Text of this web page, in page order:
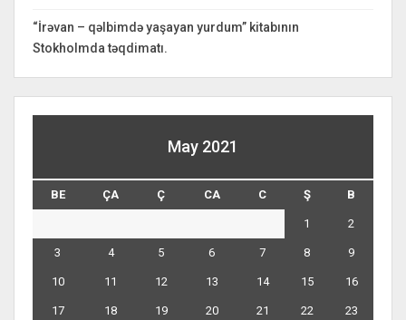
“İrəvan – qəlbimdə yaşayan yurdum” kitabının
Stokholmda təqdimatı.
May 2021
BE ÇA Ç CA C Ş B
1 2
3 4 5 6 7 8 9
10 11 12 13 14 15 16
17 18 19 20 21 22 23